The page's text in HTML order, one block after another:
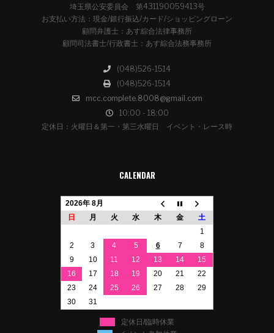
埼玉県公安委員会 第431190059413号
お支払い方法：現金/銀行振込/カード/ショッピングローン
顧問弁護士：あす綜合法律事務所
顧問司法書士/行政書士：あす綜合法務事務所
(048)526-1514
(048)526-1514
mcc.complete.8008@gmail.com
10:00 - 18:00
定休日：火曜日＆第一・第三水曜日 イベント・レース時
CALENDAR
2026年 8月
日
月 火 水 木 金
土
1
2
3 4 5 6 7
8
9
10 11 12 13 14
15
16
17 18 19 20 21
22
23
24 25 26 27 28
29
30
31
定休日/臨時休業